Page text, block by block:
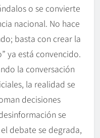
o se convierte
nacional. No hace
basta con crear la
ya está convencido.
la conversación
la realidad se
decisiones
se
debate se degrada,